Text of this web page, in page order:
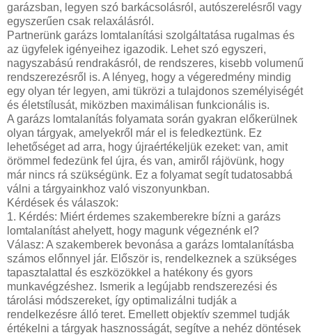
garázsban, legyen szó barkácsolásról, autószerelésről vagy
egyszerűen csak relaxálásról.
Partnerünk garázs lomtalanítási szolgáltatása rugalmas és
az ügyfelek igényeihez igazodik. Lehet szó egyszeri,
nagyszabású rendrakásról, de rendszeres, kisebb volumenű
rendszerezésről is. A lényeg, hogy a végeredmény mindig
egy olyan tér legyen, ami tükrözi a tulajdonos személyiségét
és életstílusát, miközben maximálisan funkcionális is.
A garázs lomtalanítás folyamata során gyakran előkerülnek
olyan tárgyak, amelyekről már el is feledkeztünk. Ez
lehetőséget ad arra, hogy újraértékeljük ezeket: van, amit
örömmel fedezünk fel újra, és van, amiről rájövünk, hogy
már nincs rá szükségünk. Ez a folyamat segít tudatosabbá
válni a tárgyainkhoz való viszonyunkban.
Kérdések és válaszok:
1. Kérdés: Miért érdemes szakemberekre bízni a garázs
lomtalanítást ahelyett, hogy magunk végeznénk el?
Válasz: A szakemberek bevonása a garázs lomtalanításba
számos előnnyel jár. Először is, rendelkeznek a szükséges
tapasztalattal és eszközökkel a hatékony és gyors
munkavégzéshez. Ismerik a legújabb rendszerezési és
tárolási módszereket, így optimalizálni tudják a
rendelkezésre álló teret. Emellett objektív szemmel tudják
értékelni a tárgyak hasznosságát, segítve a nehéz döntések